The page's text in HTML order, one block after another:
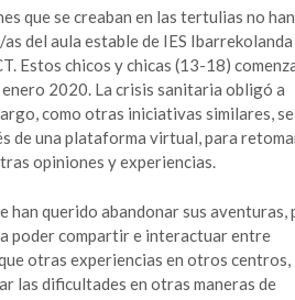
que se creaban en las tertulias no han
del aula estable de IES Ibarrekolanda
Estos chicos y chicas (13-18)
2020. La crisis sanitaria obligó a
como otras iniciativas similares,
de una plataforma virtual, para
opiniones y experiencias.
han querido abandonar sus aventuras,
poder compartir e interactuar entre
otras experiencias en otros centros,
las dificultades en otras maneras de